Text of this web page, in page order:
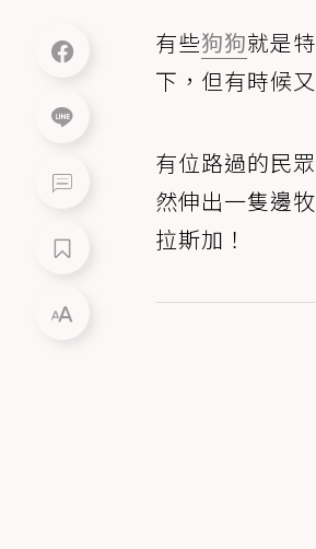
有些狗狗就是
下，但有時候
有位路過的民
然伸出一隻邊
拉斯加！